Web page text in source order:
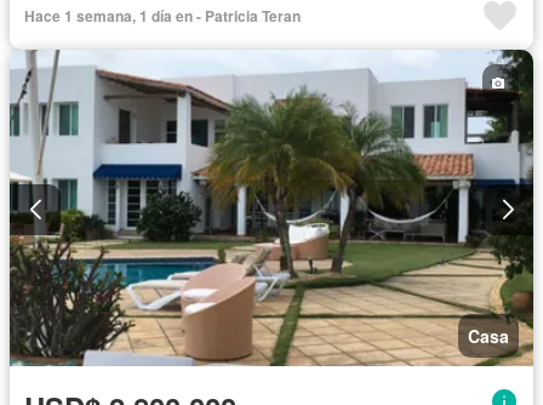
Hace 1 semana, 1 día en - Patricia Teran
Casa